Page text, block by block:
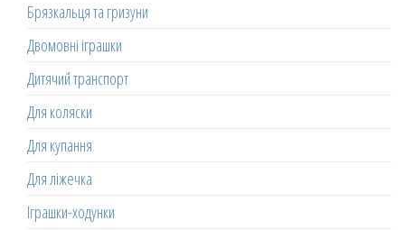
Брязкальця та гризуни
Двомовні іграшки
Дитячий транспорт
Для коляски
Для купання
Для ліжечка
Іграшки-ходунки